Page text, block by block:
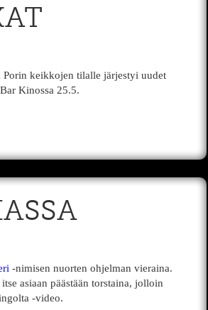
Porin keikkojen tilalle järjestyi uudet
Kinossa 25.5.
-nimisen nuorten ohjelman vieraina.
asiaan päästään torstaina, jolloin
-video.